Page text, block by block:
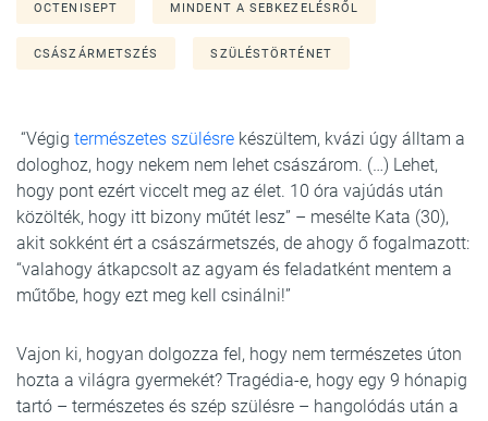
OCTENISEPT MINDENT A SEBKEZELÉSRŐL
CSÁSZÁRMETSZÉS SZÜLÉSTÖRTÉNET
“Végig természetes szülésre készültem, kvázi úgy álltam a
dologhoz, hogy nekem nem lehet császárom. (…) Lehet,
hogy pont ezért viccelt meg az élet. 10 óra vajúdás után
közölték, hogy itt bizony műtét lesz” – mesélte Kata (30),
akit sokként ért a császármetszés, de ahogy ő fogalmazott:
“valahogy átkapcsolt az agyam és feladatként mentem a
műtőbe, hogy ezt meg kell csinálni!”
Vajon ki, hogyan dolgozza fel, hogy nem természetes úton
hozta a világra gyermekét? Tragédia-e, hogy egy 9 hónapig
tartó – természetes és szép szülésre – hangolódás után a